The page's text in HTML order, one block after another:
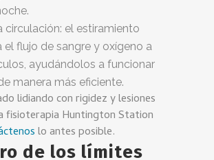
circulación: el estiramiento
el flujo de sangre y oxígeno a
ayudándolos a funcionar
manera más eficiente.
lidiando con rigidez y lesiones
fisioterapia Huntington Station
lo antes posible.
de los límites